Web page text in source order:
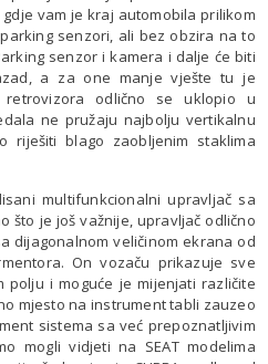
vam je kraj automobila prilikom
senzori, ali bez obzira na to
senzor i kamera i dalje će biti
a za one manje vješte tu je
retrovizora odlično se uklopio u
ne pružaju najbolju vertikalnu
riješiti blago zaobljenim staklima
multifunkcionalni upravljač sa
što je još važnije, upravljač odlično
dijagonalnom veličinom ekrana od
On vozaču prikazuje sve
i moguće je mijenjati različite
mjesto na instrument tabli zauzeo
sistema sa već prepoznatljivim
mogli vidjeti na SEAT modelima